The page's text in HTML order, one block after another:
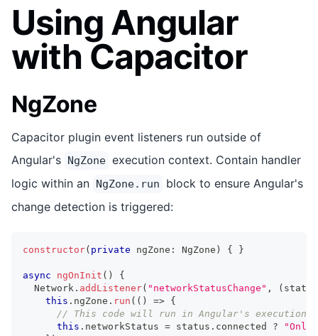
Using Angular
with Capacitor
NgZone
Capacitor plugin event listeners run outside of
Angular's NgZone execution context. Contain handler
logic within an NgZone.run
block to ensure Angular's
change detection is triggered:
constructor( private ngZone : NgZone ) { }
async ngOnInit ( )
{
  Network
. addListener( "networkStatusChange" , ( status
this . ngZone . run ( ( ) => {
// This code will run in Angular's execution
this . networkStatus = status . connected ?